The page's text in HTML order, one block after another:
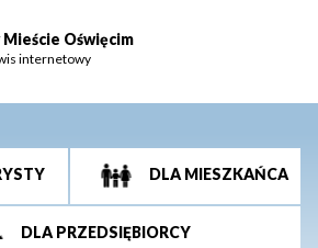
Oświęcim
internetowy
DLA MIESZKAŃCA
DLA PRZEDSIĘBIORCY